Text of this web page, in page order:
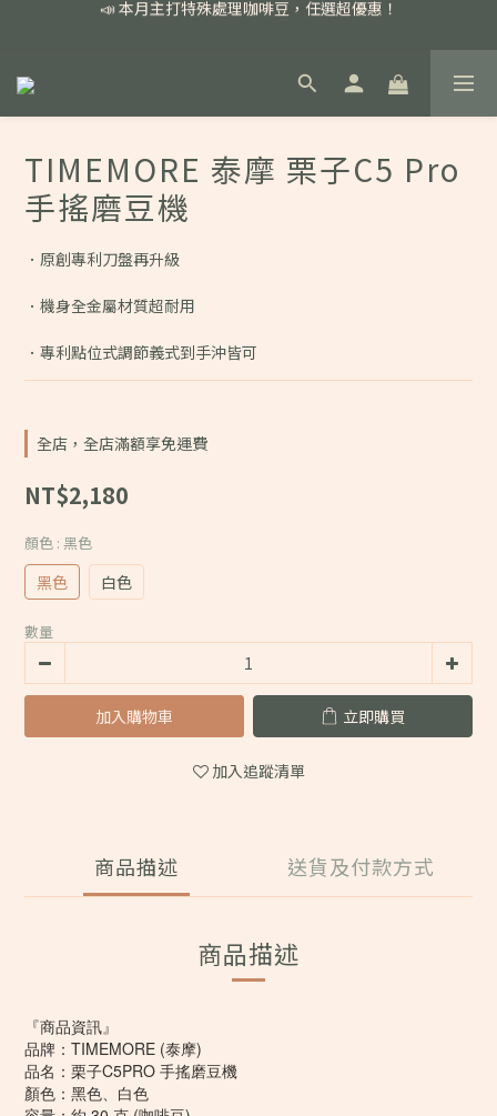
📣 📣 新加入會員即享百元購物金，消費滿額再享免運費！
📣 本月主打特殊處理咖啡豆，任選超優惠！
TIMEMORE 泰摩 栗子C5 Pro
手搖磨豆機
．原創專利刀盤再升級
．機身全金屬材質超耐用
．專利點位式調節義式到手沖皆可
全店，全店滿額享免運費
NT$2,180
顏色 : 黑色
黑色 白色
數量
加入購物車 立即購買
加入追蹤清單
商品描述 送貨及付款方式
商品描述
『商品資訊』
品牌：TIMEMORE (泰摩)
品名：栗子C5PRO 手搖磨豆機
顏色：黑色、白色